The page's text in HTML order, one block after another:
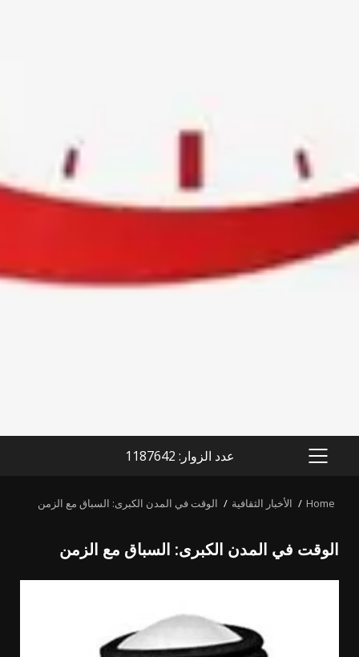
PRIMARY
عدد الزوار: 1187642
Home الأخبار الثقافية الوقت في المدن الكبرى: السباق مع الزمن
الوقت في المدن الكبرى: السباق مع الزمن